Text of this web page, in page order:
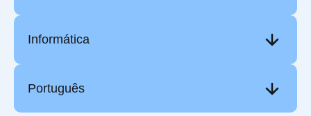
Informática
Português